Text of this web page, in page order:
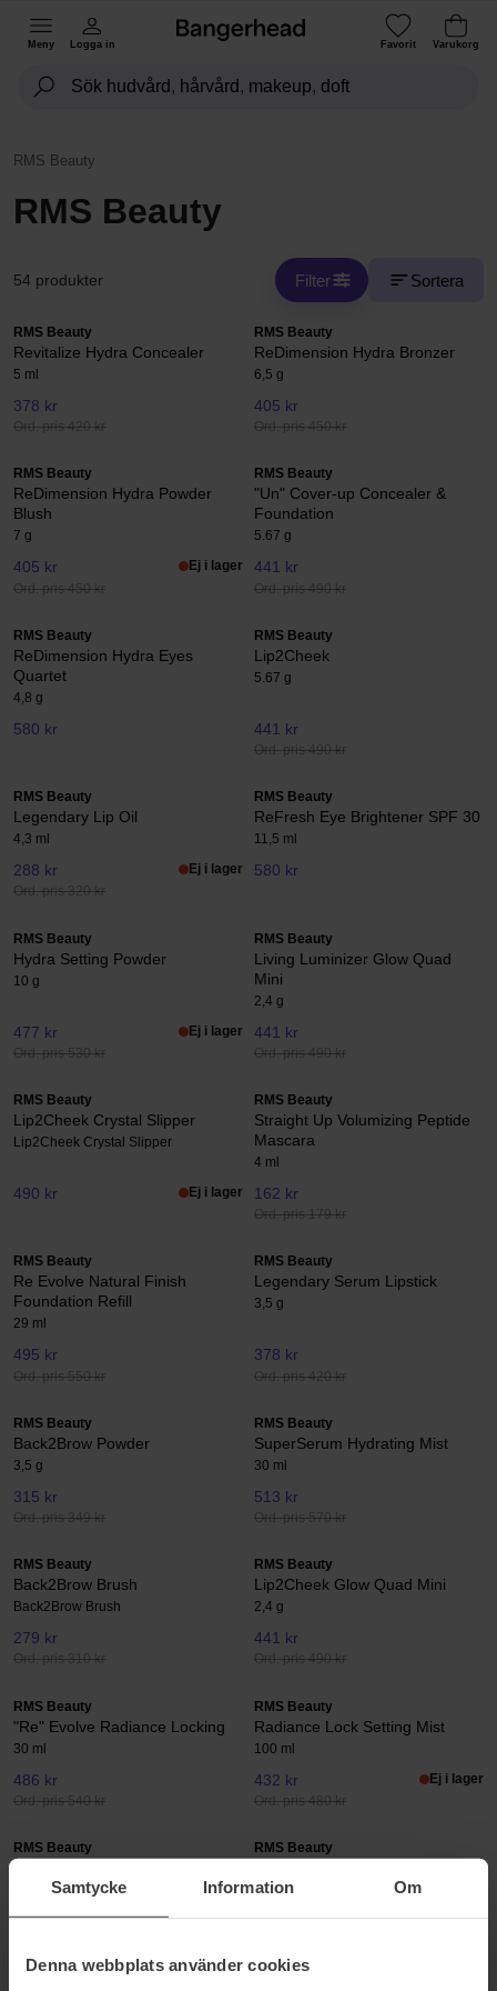
Samtycke Information Om
Denna webbplats använder cookies
Meny Logga in Favorit Varukorg
RMS Beauty
RMS Beauty
54 produkter Filter Sortera
RMS Beauty
Revitalize Hydra Concealer
5 ml
378 kr
Ord. pris 420 kr
RMS Beauty
ReDimension Hydra Bronzer
6,5 g
405 kr
Ord. pris 450 kr
RMS Beauty
ReDimension Hydra Powder
Blush
7 g
405 kr
Ord. pris 450 kr
Ej i lager
RMS Beauty
"Un" Cover-up Concealer &
Foundation
5.67 g
441 kr
Ord. pris 490 kr
RMS Beauty
ReDimension Hydra Eyes
Quartet
4,8 g
580 kr
RMS Beauty
Lip2Cheek
5.67 g
441 kr
Ord. pris 490 kr
RMS Beauty
Legendary Lip Oil
4,3 ml
288 kr
Ord. pris 320 kr
Ej i lager
RMS Beauty
ReFresh Eye Brightener SPF 30
11,5 ml
580 kr
RMS Beauty
Hydra Setting Powder
10 g
477 kr
Ord. pris 530 kr
Ej i lager
RMS Beauty
Living Luminizer Glow Quad
Mini
2,4 g
441 kr
Ord. pris 490 kr
RMS Beauty
Lip2Cheek Crystal Slipper
Lip2Cheek Crystal Slipper
490 kr Ej i lager
RMS Beauty
Straight Up Volumizing Peptide
Mascara
4 ml
162 kr
Ord. pris 179 kr
RMS Beauty
Re Evolve Natural Finish
Foundation Refill
29 ml
495 kr
Ord. pris 550 kr
RMS Beauty
Legendary Serum Lipstick
3,5 g
378 kr
Ord. pris 420 kr
RMS Beauty
Back2Brow Powder
3,5 g
315 kr
Ord. pris 349 kr
RMS Beauty
SuperSerum Hydrating Mist
30 ml
513 kr
Ord. pris 570 kr
RMS Beauty
Back2Brow Brush
Back2Brow Brush
279 kr
Ord. pris 310 kr
RMS Beauty
Lip2Cheek Glow Quad Mini
2,4 g
441 kr
Ord. pris 490 kr
RMS Beauty
"Re" Evolve Radiance Locking
30 ml
486 kr
Ord. pris 540 kr
RMS Beauty
Radiance Lock Setting Mist
100 ml
432 kr
Ord. pris 480 kr
Ej i lager
RMS Beauty
324 kr
RMS Beauty
8,5 ml
324 kr